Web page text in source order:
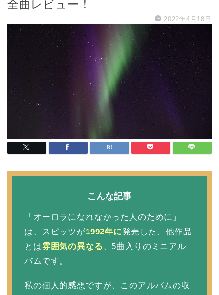
全曲レビュー！
2022年4月18日
こんな記事
「オーロラになれなかった人のために」
は、スピッツが1992年に発売した、他作品
とは雰囲気の異なる 、5曲入りのミニアル
バムです。
私の個人的感想ですが、このアルバムの収